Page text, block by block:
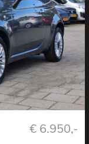
€ 6.950,-